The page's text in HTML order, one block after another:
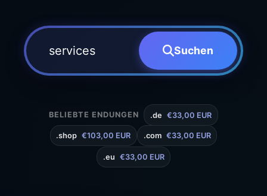
Suchen
BELIEBTE ENDUNGEN .de €33,00 EUR
.shop €103,00 EUR .com €33,00 EUR
.eu €33,00 EUR